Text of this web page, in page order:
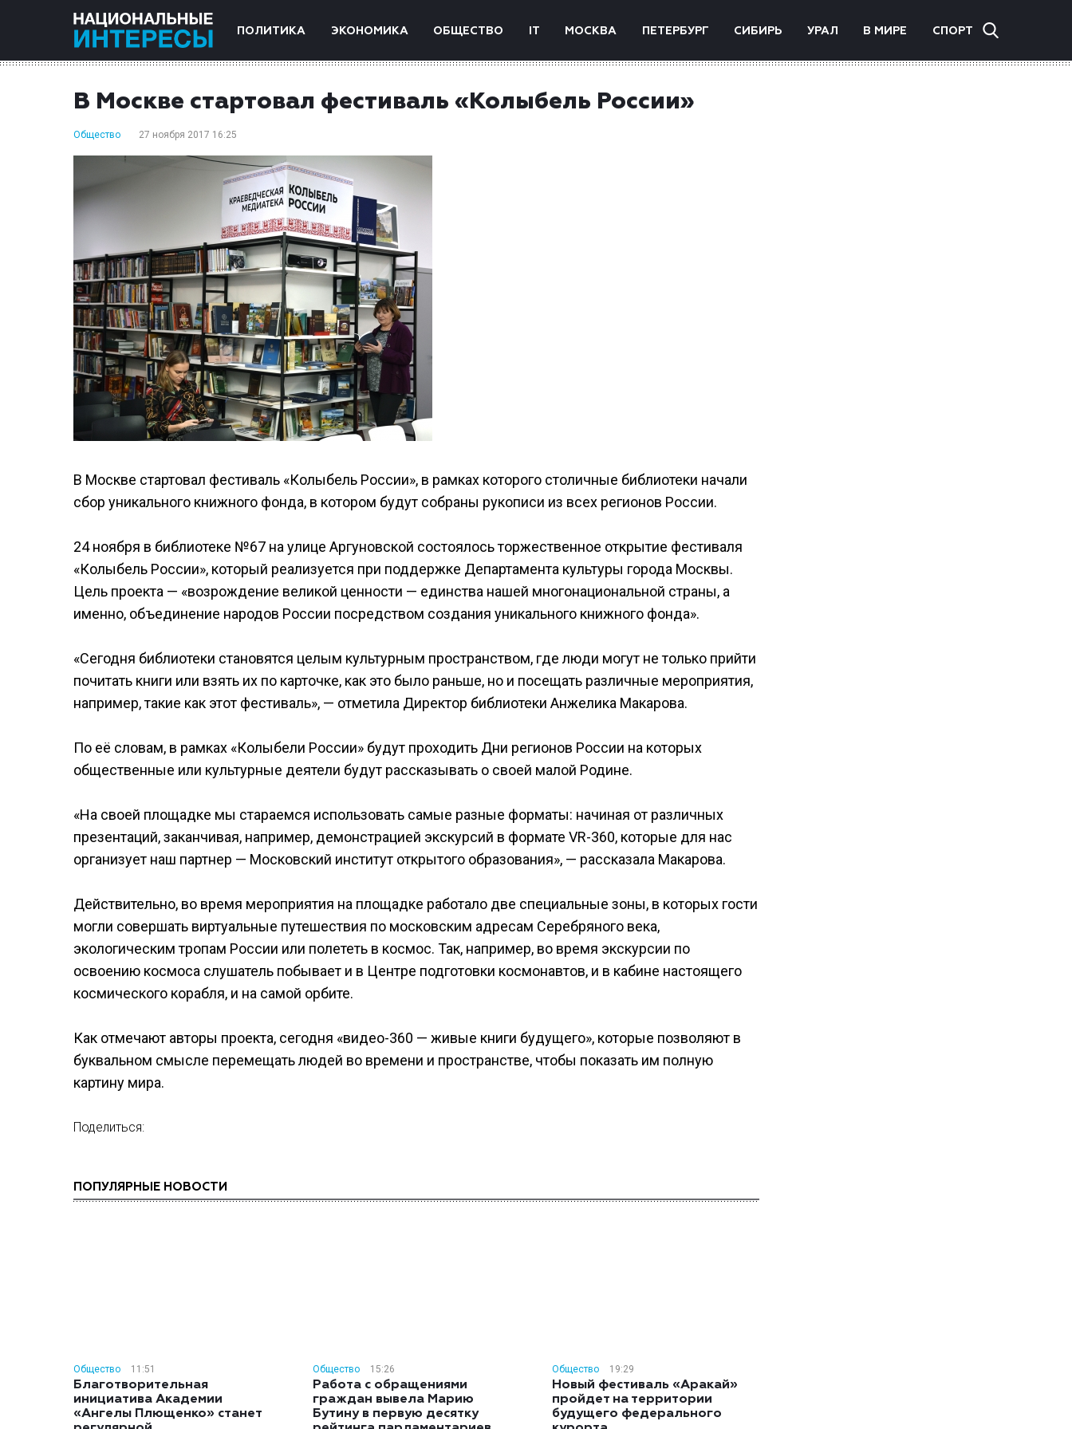
ПОЛИТИКА ЭКОНОМИКА ОБЩЕСТВО IT МОСКВА ПЕТЕРБУРГ СИБИРЬ УРАЛ В МИРЕ СПОРТ
В Москве стартовал фестиваль «Колыбель России»
Общество 27 ноября 2017 16:25
В Москве стартовал фестиваль «Колыбель России», в рамках которого столичные библиотеки начали
сбор уникального книжного фонда, в котором будут собраны рукописи из всех регионов России.
24 ноября в библиотеке №67 на улице Аргуновской состоялось торжественное открытие фестиваля
«Колыбель России», который реализуется при поддержке Департамента культуры города Москвы.
Цель проекта — «возрождение великой ценности — единства нашей многонациональной страны, а
именно, объединение народов России посредством создания уникального книжного фонда».
«Сегодня библиотеки становятся целым культурным пространством, где люди могут не только прийти
почитать книги или взять их по карточке, как это было раньше, но и посещать различные мероприятия,
например, такие как этот фестиваль», — отметила Директор библиотеки Анжелика Макарова.
По её словам, в рамках «Колыбели России» будут проходить Дни регионов России на которых
общественные или культурные деятели будут рассказывать о своей малой Родине.
«На своей площадке мы стараемся использовать самые разные форматы: начиная от различных
презентаций, заканчивая, например, демонстрацией экскурсий в формате VR-360, которые для нас
организует наш партнер — Московский институт открытого образования», — рассказала Макарова.
Действительно, во время мероприятия на площадке работало две специальные зоны, в которых гости
могли совершать виртуальные путешествия по московским адресам Серебряного века,
экологическим тропам России или полететь в космос. Так, например, во время экскурсии по
освоению космоса слушатель побывает и в Центре подготовки космонавтов, и в кабине настоящего
космического корабля, и на самой орбите.
Как отмечают авторы проекта, сегодня «видео-360 — живые книги будущего», которые позволяют в
буквальном смысле перемещать людей во времени и пространстве, чтобы показать им полную
картину мира.
Поделиться:
ПОПУЛЯРНЫЕ НОВОСТИ
Общество 11:51
Благотворительная
инициатива Академии
«Ангелы Плющенко» станет
Общество 15:26
Работа с обращениями
граждан вывела Марию
Бутину в первую десятку
Общество 19:29
Новый фестиваль «Аракай»
пройдет на территории
будущего федерального